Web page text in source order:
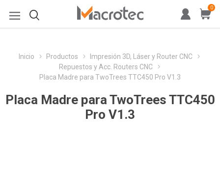
0
Inicio Productos
Impresión 3D, Láser y Router CNC
Repuestos y Acc. Routers CNC
Placa Madre para TwoTrees TTC450 Pro V1.3
Placa Madre para TwoTrees TTC450
Pro V1.3